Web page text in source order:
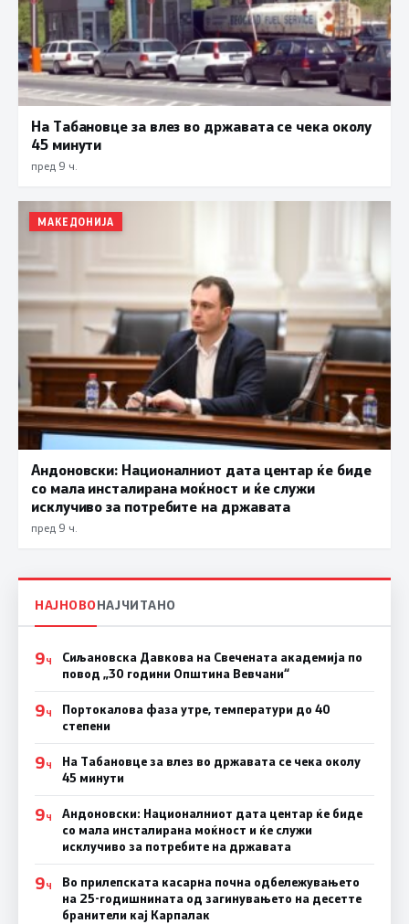
На Табановце за влез во државата се чека околу
45 минути
пред 9 ч.
МАКЕДОНИЈА
Андоновски: Националниот дата центар ќе биде
со мала инсталирана моќност и ќе служи
исклучиво за потребите на државата
пред 9 ч.
НАЈНОВОНАЈЧИТАНО
9Ч
Сиљановска Давкова на Свечената академија по
повод „30 години Општина Вевчани“
9Ч
Портокалова фаза утре, температури до 40
степени
9Ч
На Табановце за влез во државата се чека околу
45 минути
9Ч
Андоновски: Националниот дата центар ќе биде
со мала инсталирана моќност и ќе служи
исклучиво за потребите на државата
9Ч
Во прилепската касарна почна одбележувањето
на 25-годишнината од загинувањето на десетте
бранители кај Карпалак